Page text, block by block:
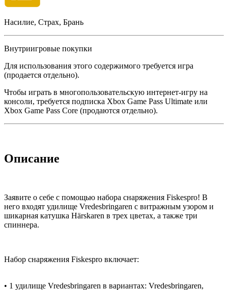
Насилие, Страх, Брань
Внутриигровые покупки
Для использования этого содержимого требуется игра
(продается отдельно).
Чтобы играть в многопользовательскую интернет-игру на
консоли, требуется подписка Xbox Game Pass Ultimate или
Xbox Game Pass Core (продаются отдельно).
Описание
Заявите о себе с помощью набора снаряжения Fiskespro! В
него входят удилище Vredesbringaren с витражным узором и
шикарная катушка Härskaren в трех цветах, а также три
спиннера.
Набор снаряжения Fiskespro включает:
• 1 удилище Vredesbringaren в вариантах: Vredesbringaren,